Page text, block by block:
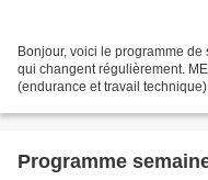
Bonjour, voici le programme
qui changent régulièrement.
(endurance et travail
Programme